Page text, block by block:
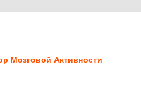
Мозговой Активности